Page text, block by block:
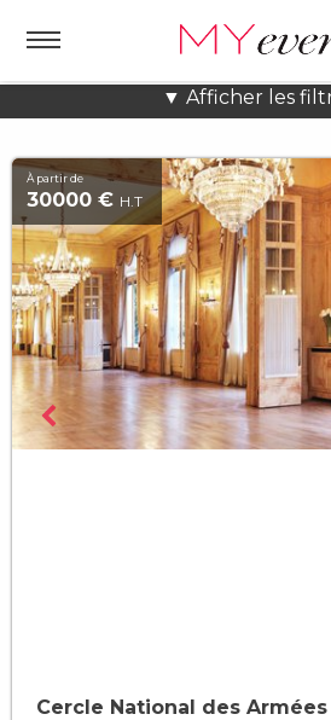
▼ Afficher les
Lieux atypiques Chic à Paris
À partir de
30000 € H.T
Cercle National des Armées